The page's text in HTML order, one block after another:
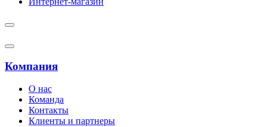
Компания
О нас
Команда
Контакты
Клиенты и партнеры